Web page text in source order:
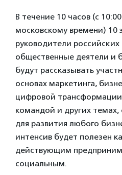
В течение 10 часов (с
московскому времени) 10
руководители
общественные деятели и
будут рассказывать
основах маркетинга,
цифровой
командой и других темах,
для развития любого
интенсив будет полезен
действующим
социальным.